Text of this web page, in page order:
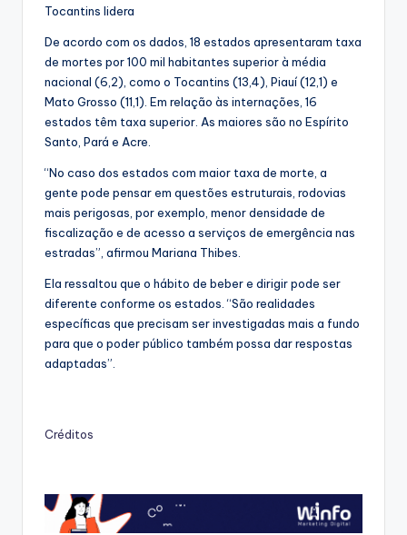
Tocantins lidera
De acordo com os dados, 18 estados apresentaram taxa
de mortes por 100 mil habitantes superior à média
nacional (6,2), como o Tocantins (13,4), Piauí (12,1) e
Mato Grosso (11,1). Em relação às internações, 16
estados têm taxa superior. As maiores são no Espírito
Santo, Pará e Acre.
“No caso dos estados com maior taxa de morte, a
gente pode pensar em questões estruturais, rodovias
mais perigosas, por exemplo, menor densidade de
fiscalização e de acesso a serviços de emergência nas
estradas”, afirmou Mariana Thibes.
Ela ressaltou que o hábito de beber e dirigir pode ser
diferente conforme os estados. “São realidades
específicas que precisam ser investigadas mais a fundo
para que o poder público também possa dar respostas
adaptadas”.
Créditos